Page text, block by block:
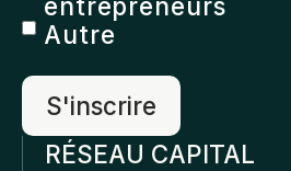
entrepreneurs
Autre
RÉSEAU CAPITAL